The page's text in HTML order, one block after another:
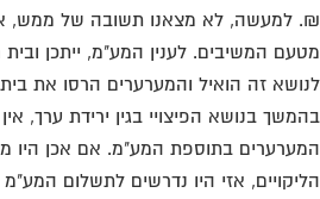
למעשה, לא מצאנו תשובה של ממש, אם
המשיבים. לענין המע"מ, ייתכן
זה הואיל והמערערים הרסו את
בנושא הפיצויי בגין ירידת ערך,
בתוספת המע"מ. אם אכן היו
אזי היו נדרשים לתשלום המע"מ